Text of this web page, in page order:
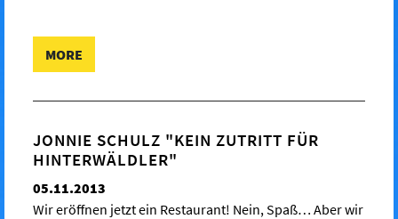
MORE
JONNIE SCHULZ "KEIN ZUTRITT FÜR
HINTERWÄLDLER"
05.11.2013
Wir eröffnen jetzt ein Restaurant! Nein, Spaß… Aber wir